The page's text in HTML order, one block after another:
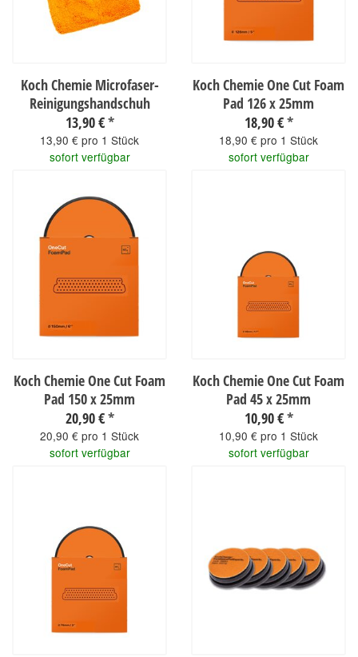
Koch Chemie Microfaser-
Reinigungshandschuh
13,90 €*
13,90 € pro 1 Stück
sofort verfügbar
Koch Chemie One Cut Foam
Pad 126 x 25mm
18,90 €*
18,90 € pro 1 Stück
sofort verfügbar
Koch Chemie One Cut Foam
Pad 150 x 25mm
20,90 €*
20,90 € pro 1 Stück
sofort verfügbar
Koch Chemie One Cut Foam
Pad 45 x 25mm
10,90 €*
10,90 € pro 1 Stück
sofort verfügbar